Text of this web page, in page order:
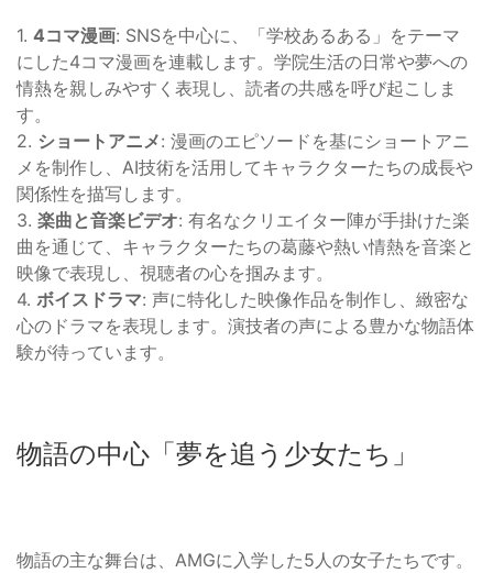
1. 4コマ漫画: SNSを中心に、「学校あるある」をテーマ
にした4コマ漫画を連載します。学院生活の日常や夢への
情熱を親しみやすく表現し、読者の共感を呼び起こしま
す。
2. ショートアニメ: 漫画のエピソードを基にショートアニ
メを制作し、AI技術を活用してキャラクターたちの成長や
関係性を描写します。
3. 楽曲と音楽ビデオ: 有名なクリエイター陣が手掛けた楽
曲を通じて、キャラクターたちの葛藤や熱い情熱を音楽と
映像で表現し、視聴者の心を掴みます。
4. ボイスドラマ: 声に特化した映像作品を制作し、緻密な
心のドラマを表現します。演技者の声による豊かな物語体
験が待っています。
物語の中心「夢を追う少女たち」
物語の主な舞台は、AMGに入学した5人の女子たちです。